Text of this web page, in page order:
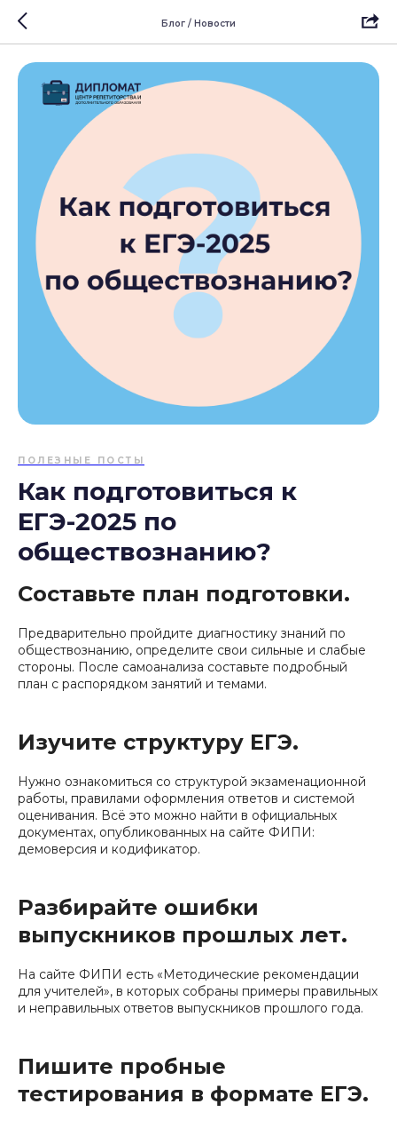
Блог / Новости
ПОЛЕЗНЫЕ ПОСТЫ
Как подготовиться к
ЕГЭ-2025 по
обществознанию?
Составьте план подготовки.
Предварительно пройдите диагностику знаний по
обществознанию, определите свои сильные и слабые
стороны. После самоанализа составьте подробный
план с распорядком занятий и темами.
Изучите структуру ЕГЭ.
Нужно ознакомиться со структурой экзаменационной
работы, правилами оформления ответов и системой
оценивания. Всё это можно найти в официальных
документах, опубликованных на сайте ФИПИ:
демоверсия и кодификатор.
Разбирайте ошибки
выпускников прошлых лет.
На сайте ФИПИ есть «Методические рекомендации
для учителей», в которых собраны примеры правильных
и неправильных ответов выпускников прошлого года.
Пишите пробные
тестирования в формате ЕГЭ.